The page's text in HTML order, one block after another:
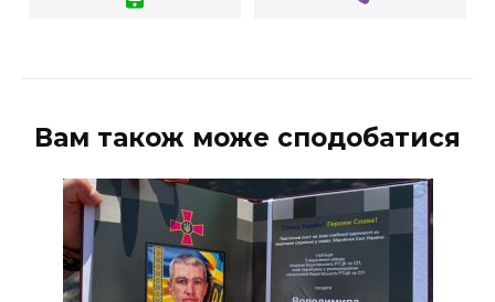
Вам також може сподобатися